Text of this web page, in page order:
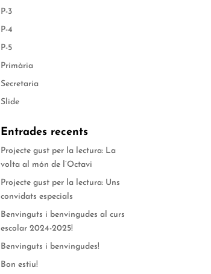
P-3
P-4
P-5
Primària
Secretaria
Slide
Entrades recents
Projecte gust per la lectura: La
volta al món de l’Octavi
Projecte gust per la lectura: Uns
convidats especials
Benvinguts i benvingudes al curs
escolar 2024-2025!
Benvinguts i benvingudes!
Bon estiu!